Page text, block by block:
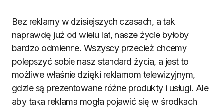
Bez reklamy w dzisiejszych czasach, a tak
naprawdę już od wielu lat, nasze życie byłoby
bardzo odmienne. Wszyscy przecież chcemy
polepszyć sobie nasz standard życia, a jest to
możliwe właśnie dzięki reklamom telewizyjnym,
gdzie są prezentowane różne produkty i usługi. Ale
aby taka reklama mogła pojawić się w środkach